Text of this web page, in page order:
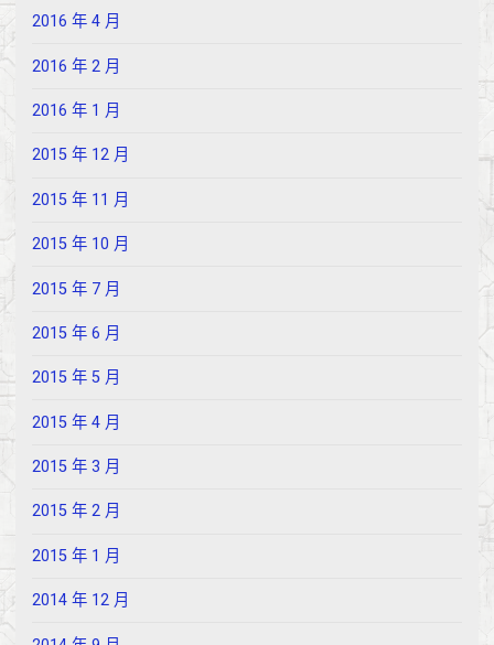
2016 年 4 月
2016 年 2 月
2016 年 1 月
2015 年 12 月
2015 年 11 月
2015 年 10 月
2015 年 7 月
2015 年 6 月
2015 年 5 月
2015 年 4 月
2015 年 3 月
2015 年 2 月
2015 年 1 月
2014 年 12 月